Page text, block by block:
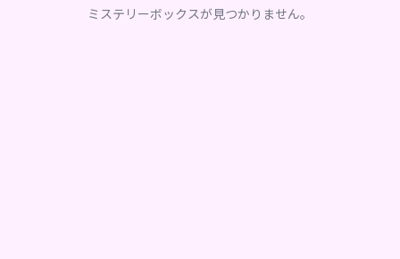
ミステリーボックスが見つかりません。